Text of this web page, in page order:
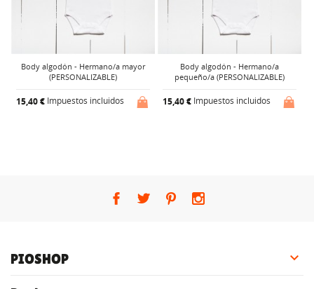
Body algodón - Hermano/a mayor
(PERSONALIZABLE)
15,40 € Impuestos incluidos
Body algodón - Hermano/a
pequeño/a (PERSONALIZABLE)
15,40 € Impuestos incluidos
PIOSHOP 